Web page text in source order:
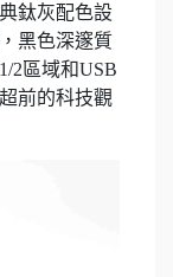
鈦灰配色設
黑色深邃質
2區域和USB
前的科技觀